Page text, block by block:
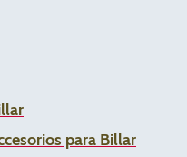
para Billar